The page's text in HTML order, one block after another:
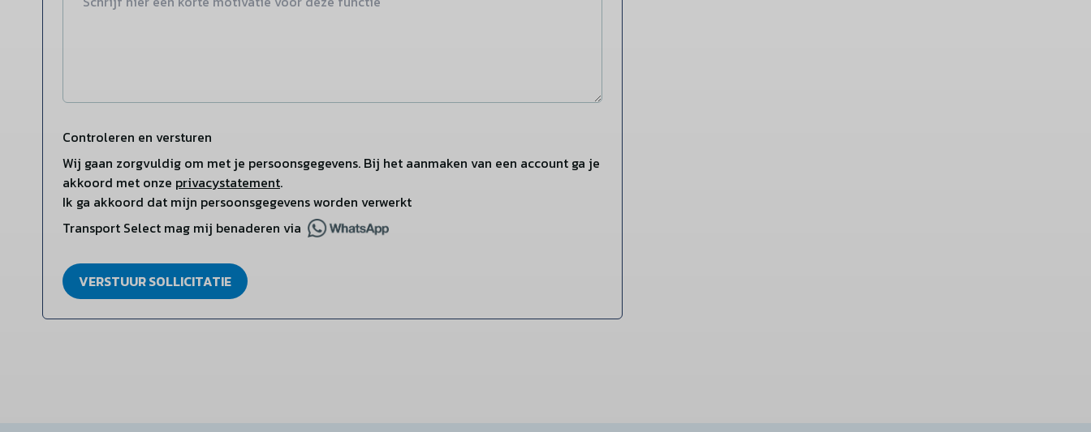
Controleren en versturen
Wij gaan zorgvuldig om met je persoonsgegevens. Bij het aanmaken van een account ga je
akkoord met onze privacystatement.
Ik ga akkoord dat mijn persoonsgegevens worden verwerkt
Transport Select mag mij benaderen via
VERSTUUR SOLLICITATIE